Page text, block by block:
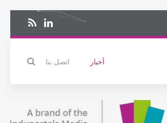
أخبار اتصل بنا